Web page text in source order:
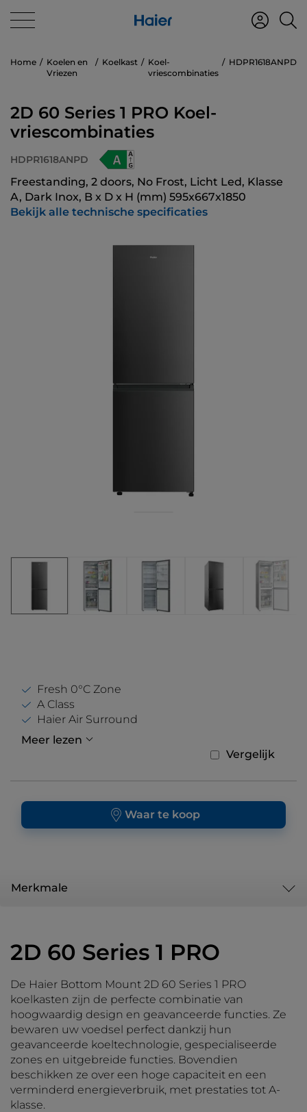
Home
Koelen en
Vriezen
Koelkast
Koel-
vriescombinaties
HDPR1618ANPD
2D 60 Series 1 PRO Koel-
vriescombinaties
HDPR1618ANPD
Freestanding, 2 doors, No Frost, Licht Led, Klasse
A, Dark Inox, B x D x H (mm) 595x667x1850
Bekijk alle technische specificaties
Fresh 0°C Zone
A Class
Haier Air Surround
Meer lezen
Vergelijk
Waar te koop
Merkmale
2D 60 Series 1 PRO
De Haier Bottom Mount 2D 60 Series 1 PRO
koelkasten zijn de perfecte combinatie van
hoogwaardig design en geavanceerde functies. Ze
bewaren uw voedsel perfect dankzij hun
geavanceerde koeltechnologie, gespecialiseerde
zones en uitgebreide functies. Bovendien
beschikken ze over een hoge capaciteit en een
verminderd energieverbruik, met prestaties tot A-
klasse.